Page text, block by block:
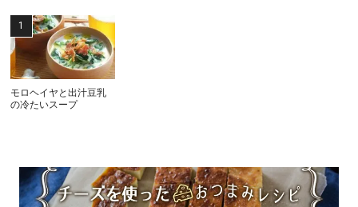
モロヘイヤと出汁豆乳
の冷たいスープ